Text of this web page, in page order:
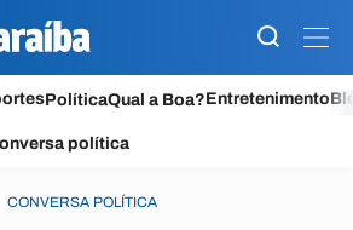
PolíticaQual a Boa?Entretenimento
política
CONVERSA POLÍTICA